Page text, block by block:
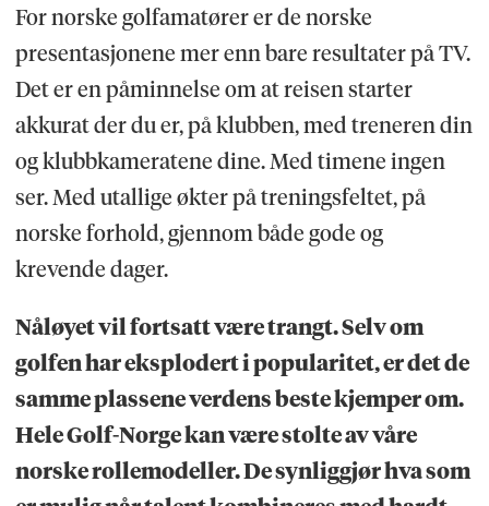
For norske golfamatører er de norske
presentasjonene mer enn bare resultater på TV.
Det er en påminnelse om at reisen starter
akkurat der du er, på klubben, med treneren din
og klubbkameratene dine. Med timene ingen
ser. Med utallige økter på treningsfeltet, på
norske forhold, gjennom både gode og
krevende dager.
Nåløyet vil fortsatt være trangt. Selv om
golfen har eksplodert i popularitet, er det de
samme plassene verdens beste kjemper om.
Hele Golf-Norge kan være stolte av våre
norske rollemodeller. De synliggjør hva som